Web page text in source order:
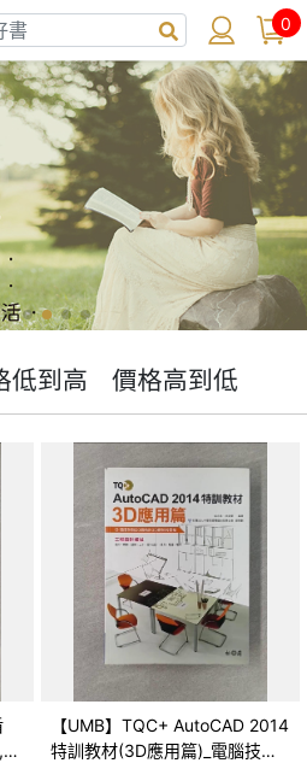
0
低到高 價格高到低
【UMB】TQC+ AutoCAD 2014
特訓教材(3D應用篇)_電腦技能